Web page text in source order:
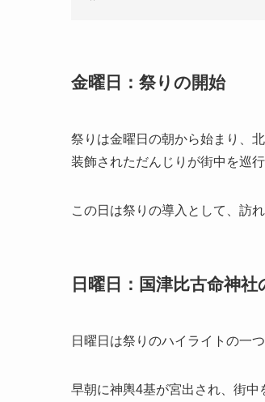
金曜日：祭りの開始
祭りは金曜日の朝から始まり、
装飾されただんじりが街中を巡
この日は祭りの導入として、訪
日曜日：国津比古命神社
日曜日は祭りのハイライトの一
早朝に神輿4基が宮出され、街